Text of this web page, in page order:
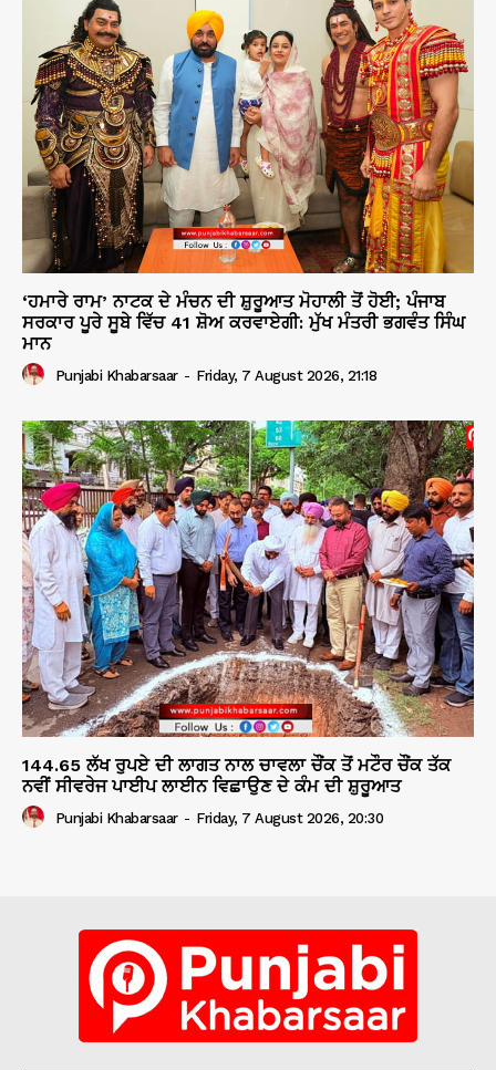
‘ਹਮਾਰੇ ਰਾਮ’ ਨਾਟਕ ਦੇ ਮੰਚਨ ਦੀ ਸ਼ੁਰੂਆਤ ਮੋਹਾਲੀ ਤੋਂ ਹੋਈ; ਪੰਜਾਬ
ਸਰਕਾਰ ਪੂਰੇ ਸੂਬੇ ਵਿੱਚ 41 ਸ਼ੋਅ ਕਰਵਾਏਗੀ: ਮੁੱਖ ਮੰਤਰੀ ਭਗਵੰਤ ਸਿੰਘ
ਮਾਨ
Punjabi Khabarsaar - Friday, 7 August 2026, 21:18
144.65 ਲੱਖ ਰੁਪਏ ਦੀ ਲਾਗਤ ਨਾਲ ਚਾਵਲਾ ਚੌਂਕ ਤੋਂ ਮਟੌਰ ਚੌਂਕ ਤੱਕ
ਨਵੀਂ ਸੀਵਰੇਜ ਪਾਈਪ ਲਾਈਨ ਵਿਛਾਉਣ ਦੇ ਕੰਮ ਦੀ ਸ਼ੁਰੂਆਤ
Punjabi Khabarsaar - Friday, 7 August 2026, 20:30